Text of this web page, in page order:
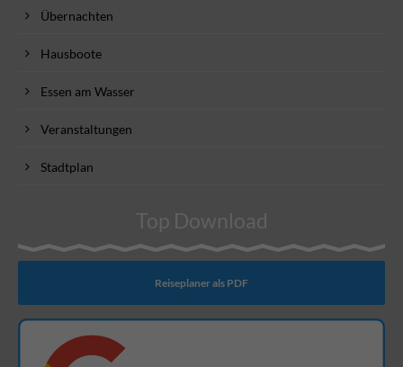
Übernachten
Hausboote
Essen am Wasser
Veranstaltungen
Stadtplan
Top Download
Reiseplaner als PDF